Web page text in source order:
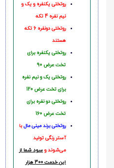
روتختی یکنفره و یک و
نیم نفره 4 تکه
روتختی دونفره 6 تکه
هستند
روتختی یکنفره برای
تخت عرض 90
روتختی یک و نیم نفره
برای تخت عرض 120
روتختی دو نفره برای
تخت عرض 160
روتختی‌ برند مینی مالبا
آستر رنگی تولید
می‌شوند و سود شما از
این خدمت 300 هزار